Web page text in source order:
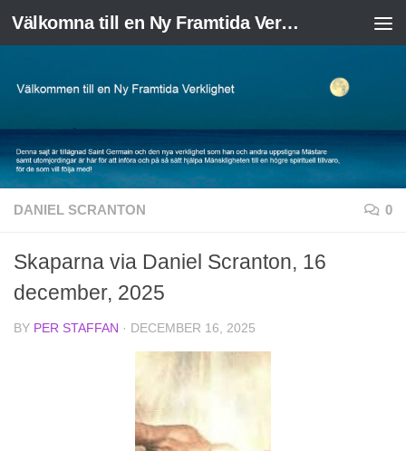
Skip to content Välkomna till en Ny Framtida Verklighet
DANIEL SCRANTON 0
Skaparna via Daniel Scranton, 16
december, 2025
BY PER STAFFAN · DECEMBER 16, 2025